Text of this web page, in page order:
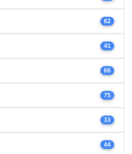
62
41
66
75
33
44